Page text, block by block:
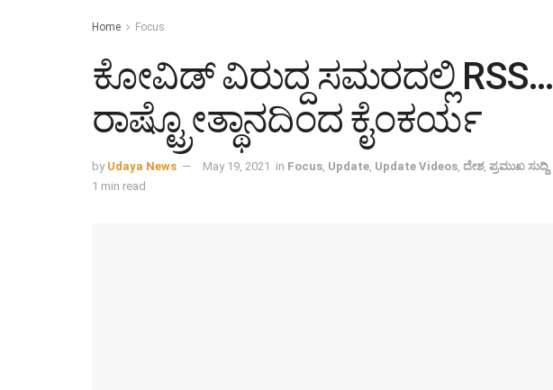
Home Focus
ಕೋವಿಡ್ ವಿರುದ್ದ ಸಮರದಲ್ಲಿ RSS…
ರಾಷ್ಟ್ರೋತ್ಥಾನದಿಂದ ಕೈಂಕರ್ಯ
by Udaya News May 19, 2021 in Focus Update Update Videos ದೇಶ, ಪ್ರಮುಖ ಸುದ್ದಿ
1 min read